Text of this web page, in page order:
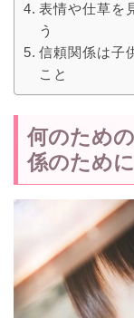
表情や仕草を
う
信頼関係は子
こと
何のため
係のため